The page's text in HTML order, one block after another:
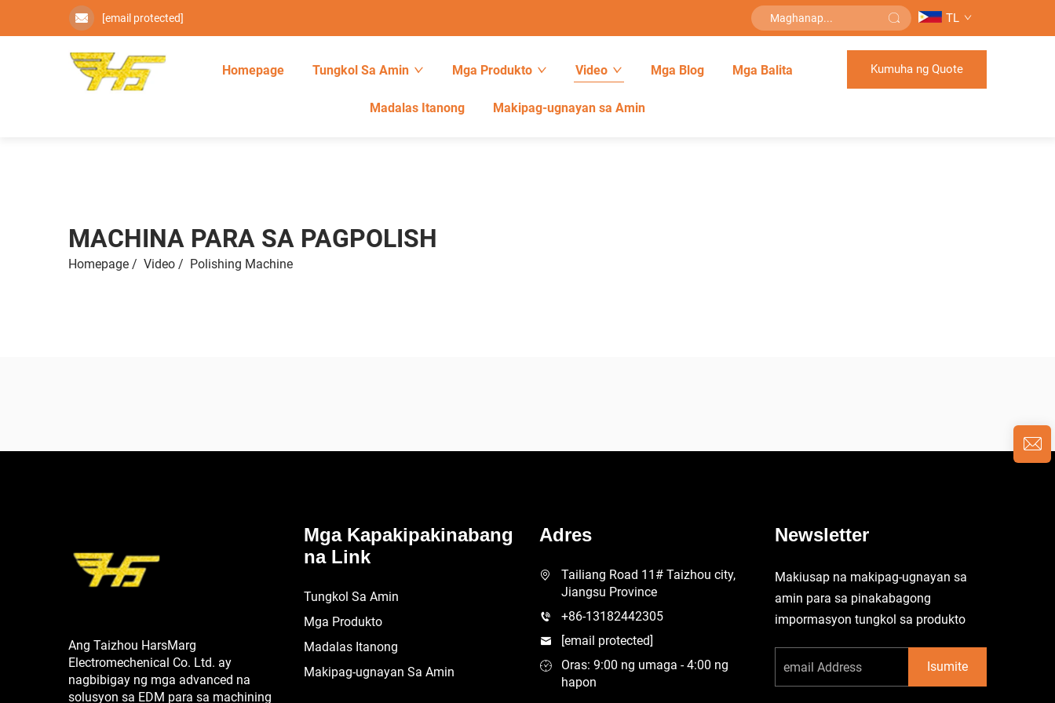
[email protected] TL
Homepage Tungkol Sa Amin Mga Produkto Video Mga Blog Mga Balita
Madalas Itanong Makipag-ugnayan sa Amin
Kumuha ng Quote
MACHINA PARA SA PAGPOLISH
Homepage / Video / Polishing Machine
Ang Taizhou HarsMarg
Electromechenical Co. Ltd. ay
nagbibigay ng mga advanced na
solusyon sa EDM para sa machining
Mga Kapakipakinabang
na Link
Tungkol Sa Amin
Mga Produkto
Madalas Itanong
Makipag-ugnayan Sa Amin
Adres
Tailiang Road 11# Taizhou city,
Jiangsu Province
+86-13182442305
[email protected]
Oras: 9:00 ng umaga - 4:00 ng
hapon
Newsletter
Makiusap na makipag-ugnayan sa
amin para sa pinakabagong
impormasyon tungkol sa produkto
Isumite